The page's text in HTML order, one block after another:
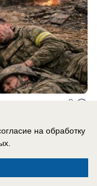
0
на обработку